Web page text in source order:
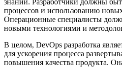
процессов и использованию
Операционные специалисты
новыми технологиями и
В целом, DevOps разработка
для ускорения процесса
повышения качества продукта.